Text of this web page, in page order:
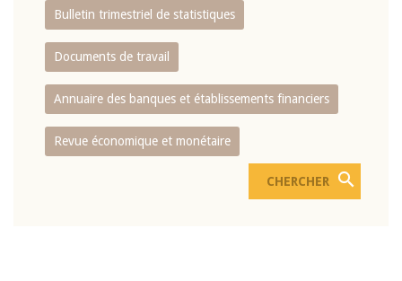
Bulletin trimestriel de statistiques
Documents de travail
Annuaire des banques et établissements financiers
Revue économique et monétaire